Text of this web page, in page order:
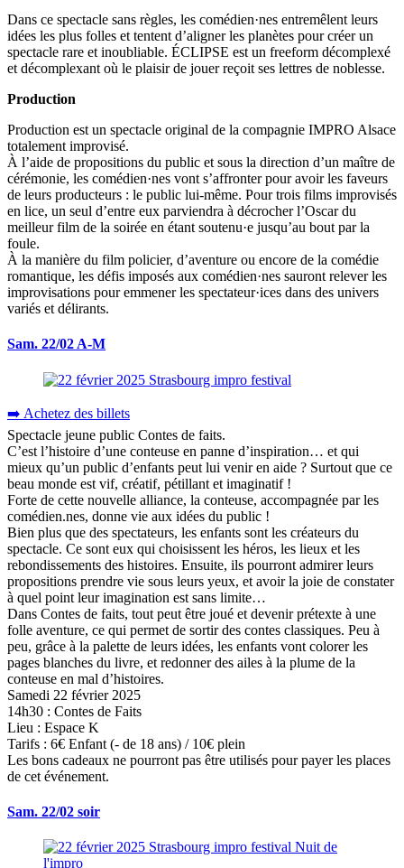
Dans ce spectacle sans règles, les comédien·nes entremêlent leurs
idées les plus folles et tentent d’aligner les planètes pour créer un
spectacle rare et inoubliable. ÉCLIPSE est un freeform décomplexé
et décomplexant où le plaisir de jouer reçoit ses lettres de noblesse.
Production
Production est un spectacle original de la compagnie IMPRO Alsace
totalement improvisé.
À l’aide de propositions du public et sous la direction d’un maître de
cérémonie, les comédien·nes vont s’affronter pour avoir les faveurs
de leurs producteurs : le public lui-même. Pour trois films improvisés
en lice, un seul d’entre eux parviendra à décrocher l’Oscar du
meilleur film de la soirée en étant soutenu·e jusqu’au bout par la
foule.
À la manière du film policier, d’aventure ou encore de la comédie
romantique, les défis imposés aux comédien·nes sauront relever les
improvisations pour emmener les spectateur·ices dans des univers
variés et délirants.
Sam. 22/02 A-M
➡️ Achetez des billets
Spectacle jeune public Contes de faits.
C’est l’histoire d’une conteuse en panne d’inspiration… et qui
mieux qu’un public d’enfants peut lui venir en aide ? Surtout que ce
beau monde est vif, créatif, pétillant et imaginatif !
Forte de cette nouvelle alliance, la conteuse, accompagnée par les
comédien.nes, donne vie aux idées du public !
Bien plus que des spectateurs, les enfants sont les créateurs du
spectacle. Ce sont eux qui choisissent les héros, les lieux et les
rebondissements des histoires. Ensuite, ils pourront admirer leurs
propositions prendre vie sous leurs yeux, et avoir la joie de constater
à quel point leur imagination est sans limite…
Dans Contes de faits, tout peut être joué et devenir prétexte à une
folle aventure, ce qui permet de sortir des contes classiques. Peu à
peu, grâce à la palette de leurs idées, les enfants vont colorer les
pages blanches du livre, et redonner des ailes à la plume de la
conteuse en mal d’histoires.
Samedi 22 février 2025
14h30 : Contes de Faits
Lieu : Espace K
Tarifs : 6€ Enfant (- de 18 ans) / 10€ plein
Les bons cadeaux ne pourront pas être utilisés pour payer les places
de cet événement.
Sam. 22/02 soir